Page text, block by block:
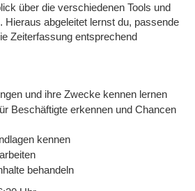
über die verschiedenen Tools und
Hieraus abgeleitet lernst du, passende
Zeiterfassung entsprechend
und ihre Zwecke kennen lernen
Beschäftigte erkennen und Chancen
kennen
behandeln